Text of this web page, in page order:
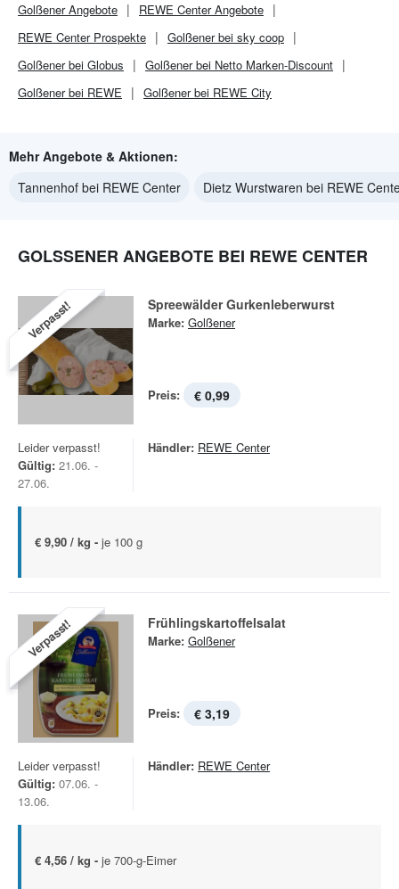
GolßenerAngebote REWE CenterAngebote
REWE CenterProspekte
Golßener bei sky coop
Golßener bei Globus
Golßener bei Netto Marken-Discount
Golßener bei REWE
Golßener bei REWE City
Mehr Angebote & Aktionen:
Tannenhof bei REWE Center
Dietz Wurstwaren bei REWE
GOLSSENER ANGEBOTE BEI REWE CENTER
Verpasst! Spreewälder Gurkenleberwurst
Marke: Golßener
Preis: € 0,99
Leider verpasst!
Gültig: 21.06. -
27.06.
Händler: REWE Center
€ 9,90 / kg - je 100 g
Verpasst! Frühlingskartoffelsalat
Marke: Golßener
Preis: € 3,19
Leider verpasst!
Gültig: 07.06. -
13.06.
Händler: REWE Center
€ 4,56 / kg - je 700-g-Eimer